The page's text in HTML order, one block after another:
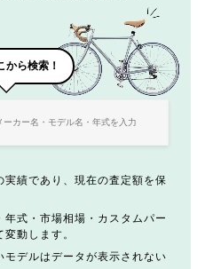
から検索！
績であり、現在の査定額を保
式・市場相場・カスタムパー
動します。
デルはデータが表示されない